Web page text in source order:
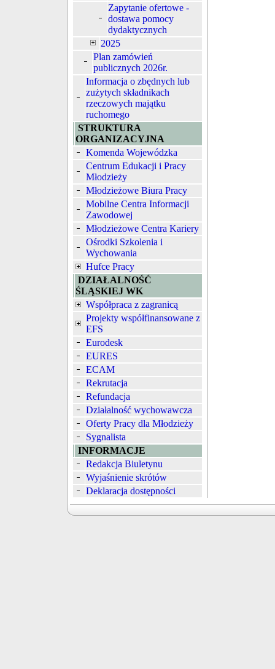
Zapytanie ofertowe -
dostawa pomocy
dydaktycznych
2025
Plan zamówień
publicznych 2026r.
Informacja o zbędnych lub
zużytych składnikach
rzeczowych majątku
ruchomego
STRUKTURA
ORGANIZACYJNA
Komenda Wojewódzka
Centrum Edukacji i Pracy
Młodzieży
Młodzieżowe Biura Pracy
Mobilne Centra Informacji
Zawodowej
Młodzieżowe Centra Kariery
Ośrodki Szkolenia i
Wychowania
Hufce Pracy
DZIAŁALNOŚĆ
ŚLĄSKIEJ WK
Współpraca z zagranicą
Projekty współfinansowane z
EFS
Eurodesk
EURES
ECAM
Rekrutacja
Refundacja
Działalność wychowawcza
Oferty Pracy dla Młodzieży
Sygnalista
INFORMACJE
Redakcja Biuletynu
Wyjaśnienie skrótów
Deklaracja dostępności